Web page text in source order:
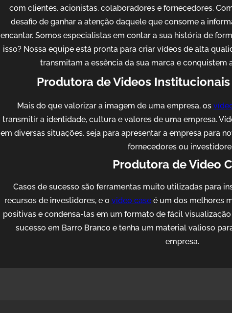
com clientes, acionistas, colaboradores e fornecedores.
desafio de ganhar a atenção daquele que consome a
encantar. Somos especialistas em contar a sua história de
isso? Nossa equipe está pronta para criar vídeos de alta
transmitam a essência da sua marca e conquistem
Produtora de Videos
Mais do que valorizar a imagem de uma empresa, os
transmitir a identidade, cultura e valores de uma empresa.
em diversas situações, seja para apresentar a empresa para
fornecedores ou
Produtora de Video
Casos de sucesso são ferramentas muito utilizadas para
recursos de investidores, e o video caseé um dos melhores
positivas e condensa-las em um formato de fácil
sucesso em Barro Branco e tenha um material valioso
empresa.